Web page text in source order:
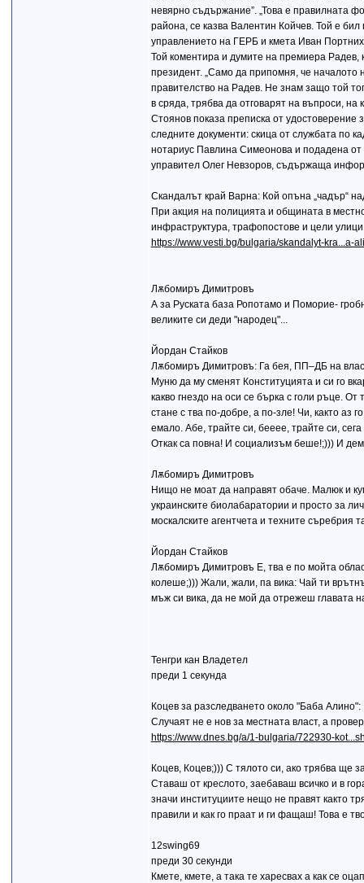
невярно съдържание”. „Това е правилната
района, се казва Валентин Койчев. Той е
управлението на ГЕРБ и кмета Иван
Той коментира и думите на премиера Радев,
президент. „Само да припомня, че началото
правителство на Радев. Не знам защо той
в сряда, трябва да отговарят на въпроси, на
Стоянов показа преписка от удостоверение
следните документи: скица от службата по
нотариус Павлина Симеонова и подадена
управител Олег Невзоров, съдържаща
Скандалът край Варна: Кой опъна „чадър“
При акция на полицията и общината в
инфраструктура, трафопостове и цели
https://www.vesti.bg/bulgaria/skandalyt-kra...a-
Лѫбомиръ Димитровъ
А за Руската база Ропотамо и Поморие-
великите си деди "народец"...
Йордан Стайков
Лѫбомиръ Димитровъ: Га бея, ПП–ДБ на
Муню да му сменят Конституцията и си го
какво гнездо на оси се бърка с голи ръце.
стане с тва по-добре, а по-зле! Чи, както
емало. Абе, трайте си, бееее, трайте си,
Откак са повна! И социализъм беше!;))) И
Лѫбомиръ Димитровъ
Нищо не моат да направят обаче. Малюк и
украинските биолабаратории и просто за
москалските агентчета и техните съребрия
Йордан Стайков
Лѫбомиръ Димитровъ Е, тва е по мойта
колеше;))) Жали, жали, па вика: Чай ти
мъж си вика, да не мой да отрежеш главата
Тенгри кан Владетел
преди 1 секунда
Коцев за разследването около "Баба
Случаят не е нов за местната власт, а
https://www.dnes.bg/a/1-bulgaria/722930-
Коцев, Коцев;))) С тялото си, ако трябва ще
Ставаш от креслото, заебаваш всичко и в
значи институциите нещо не правят както
правили и как го праат и ги фащаш! Това е
12swing69
преди 30 секунди
Кмете, кмете, а така те харесвах а как се